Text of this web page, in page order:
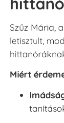
Szűz Mária,
letisztult,
Miért